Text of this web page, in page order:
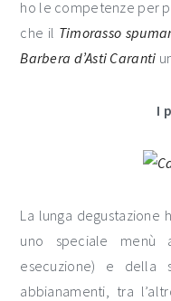
ho le competenze per
che il Timorasso
Barbera d’Asti Caranti
I
La lunga degustazione
uno speciale
esecuzione) e della
abbianamenti, tra